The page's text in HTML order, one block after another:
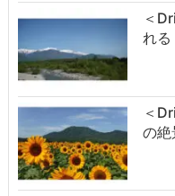
＜
れ
＜
の